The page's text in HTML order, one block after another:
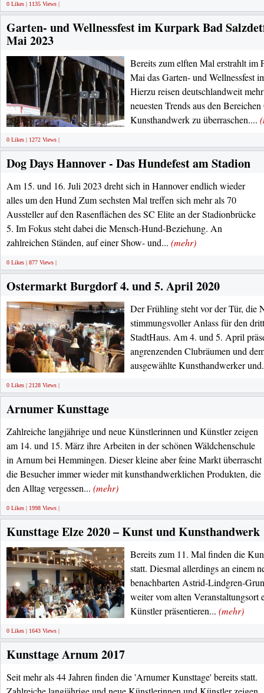
0 Likes | 1135 Views |
Garten- und Wellnessfest im Kurpark Bad
Mai 2023
Bereits zum elften Mal erstrahlt im
Mai das Garten- und Wellnessfest
Hierzu reisen deutschlandweit
neuesten Trends aus den
Kunsthandwerk zu überraschen....
0 Likes | 1272 Views |
Dog Days Hannover - Das Hundefest am Stadion
Am 15. und 16. Juli 2023 dreht sich in Hannover endlich wieder
alles um den Hund Zum sechsten Mal treffen sich mehr als 70
Aussteller auf den Rasenflächen des SC Elite an der Stadionbrücke
5. Im Fokus steht dabei die Mensch-Hund-Beziehung. An
zahlreichen Ständen, auf einer Show- und... (mehr)
0 Likes | 877 Views |
Ostermarkt Burgdorf 4. und 5. April 2020
Der Frühling steht vor der Tür, die
stimmungsvoller Anlass für den
StadtHaus. Am 4. und 5. April
angrenzenden Clubräumen und
ausgewählte Kunsthandwerker
0 Likes | 2128 Views |
Arnumer Kunsttage
Zahlreiche langjährige und neue Künstlerinnen und Künstler zeigen
am 14. und 15. März ihre Arbeiten in der schönen Wäldchenschule
in Arnum bei Hemmingen. Dieser kleine aber feine Markt überrascht
die Besucher immer wieder mit kunsthandwerklichen Produkten, die
den Alltag vergessen... (mehr)
0 Likes | 1998 Views |
Kunsttage Elze 2020 – Kunst und Kunsthandwerk
Bereits zum 11. Mal finden die
statt. Diesmal allerdings an einem
benachbarten Astrid-Lindgren-
weiter vom alten Veranstaltungsort
Künstler präsentieren... (mehr)
0 Likes | 1643 Views |
Kunsttage Arnum 2017
Seit mehr als 44 Jahren finden die 'Arnumer Kunsttage' bereits statt.